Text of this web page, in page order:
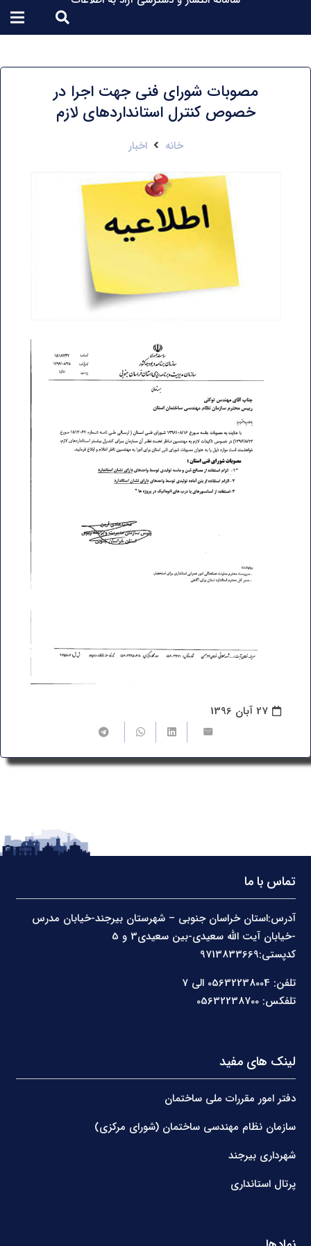
مصوبات شورای فنی جهت اجرا در
خصوص کنترل استانداردهای لازم
خانه اخبار
27 آبان 1396
تماس با ما
آدرس:استان خراسان جنوبی – شهرستان بیرجند-خیابان مدرس
کدپستی:9713833669
تلفن: 05632238004 الی 7
تلفکس: 05632238700
لینک های مفید
دفتر امور مقررات ملی ساختمان
سازمان نظام مهندسی ساختمان (شورای مرکزی)
شهرداری بیرجند
پرتال استانداری